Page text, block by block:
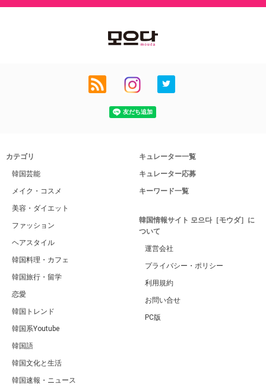
カテゴリ
韓国芸能
メイク・コスメ
美容・ダイエット
ファッション
ヘアスタイル
韓国料理・カフェ
韓国旅行・留学
恋愛
韓国トレンド
韓国系Youtube
韓国語
韓国文化と生活
韓国速報・ニュース
キュレーター一覧
キュレーター応募
キーワード一覧
韓国情報サイト 모으다［モウダ］に
ついて
運営会社
プライバシー・ポリシー
利用規約
お問い合せ
PC版